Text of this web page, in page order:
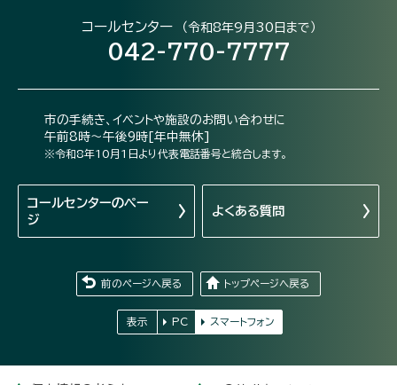
コールセンター （令和8年9月30日まで）
042-770-7777
市の手続き、イベントや施設のお問い合わせに
午前8時～午後9時[年中無休]
※令和8年10月1日より代表電話番号と統合します。
コールセンターのペー
ジ
よくある質問
前のページへ戻る トップページへ戻る
表示 PC スマートフォン